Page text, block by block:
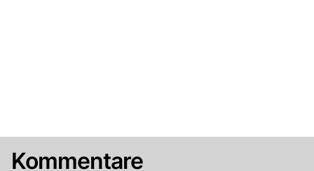
Kommentare